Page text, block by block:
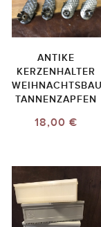
ANTIKE
KERZENHALTER
TANNENZAPFEN
18,00 €